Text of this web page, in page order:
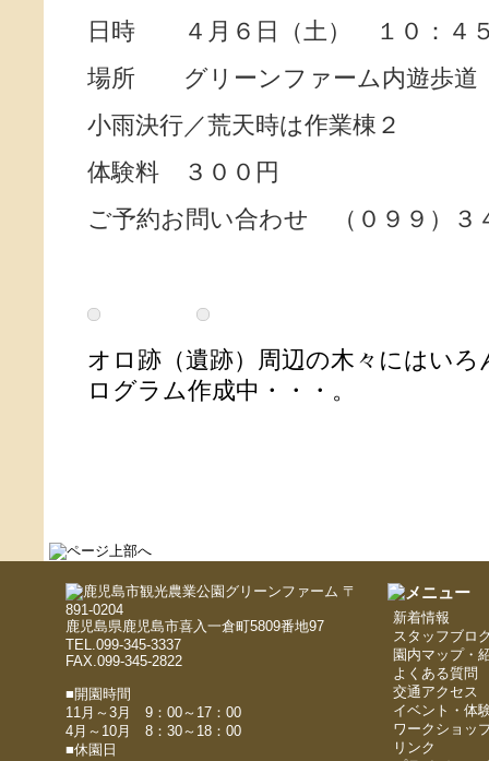
日時 ４月６日（土） １０：４
場所 グリーンファーム内遊歩道
小雨決行／荒天時は作業棟２
体験料 ３００円
ご予約お問い合わせ （０９９）３
オロ跡（遺跡）周辺の木々に
ログラム作成中・・・。
〒
891-0204
鹿児島県鹿児島市喜入一倉町5809番地97
TEL.099-345-3337
FAX.099-345-2822
■開園時間
11月～3月 9：00～17：00
4月～10月 8：30～18：00
■休園日
新着情報
スタッフブロ
園内マップ・
よくある質問
交通アクセス
イベント・体
ワークショッ
リンク